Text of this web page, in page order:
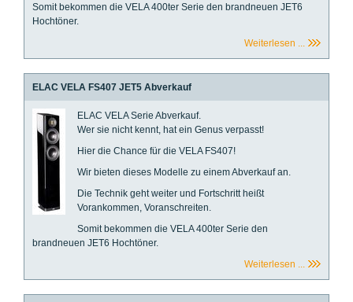
Somit bekommen die VELA 400ter Serie den brandneuen JET6
Hochtöner.
Weiterlesen ...
ELAC VELA FS407 JET5 Abverkauf
ELAC VELA Serie Abverkauf.
Wer sie nicht kennt, hat ein Genus verpasst!
Hier die Chance für die VELA FS407!
Wir bieten dieses Modelle zu einem Abverkauf an.
Die Technik geht weiter und Fortschritt heißt
Vorankommen, Voranschreiten.
Somit bekommen die VELA 400ter Serie den
brandneuen JET6 Hochtöner.
Weiterlesen ...